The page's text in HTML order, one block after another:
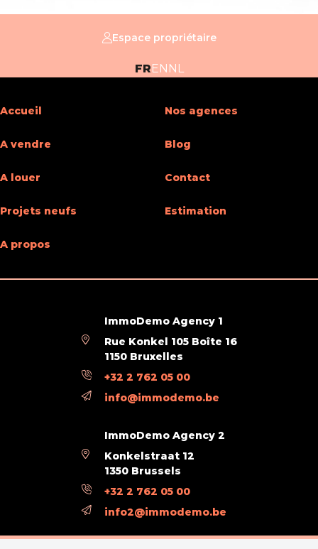
Nombre de garage 1
Parking extérieur Oui
Parking(s) extérieur (nombre)
Charges & Rendement
Sous régime TVA
Jugement en cours
Permis de bâtir
Espace propriétaire
FREN NL
Accueil
A vendre
A louer
Projets neufs
A propos
Nos agences
Blog
Contact
Estimation
ImmoDemo Agency 1
Rue Konkel 105 Boîte 16
1150 Bruxelles
+32 2 762 05 00
info@immodemo.be
ImmoDemo Agency 2
Konkelstraat 12
1350 Brussels
+32 2 762 05 00
info2@immodemo.be